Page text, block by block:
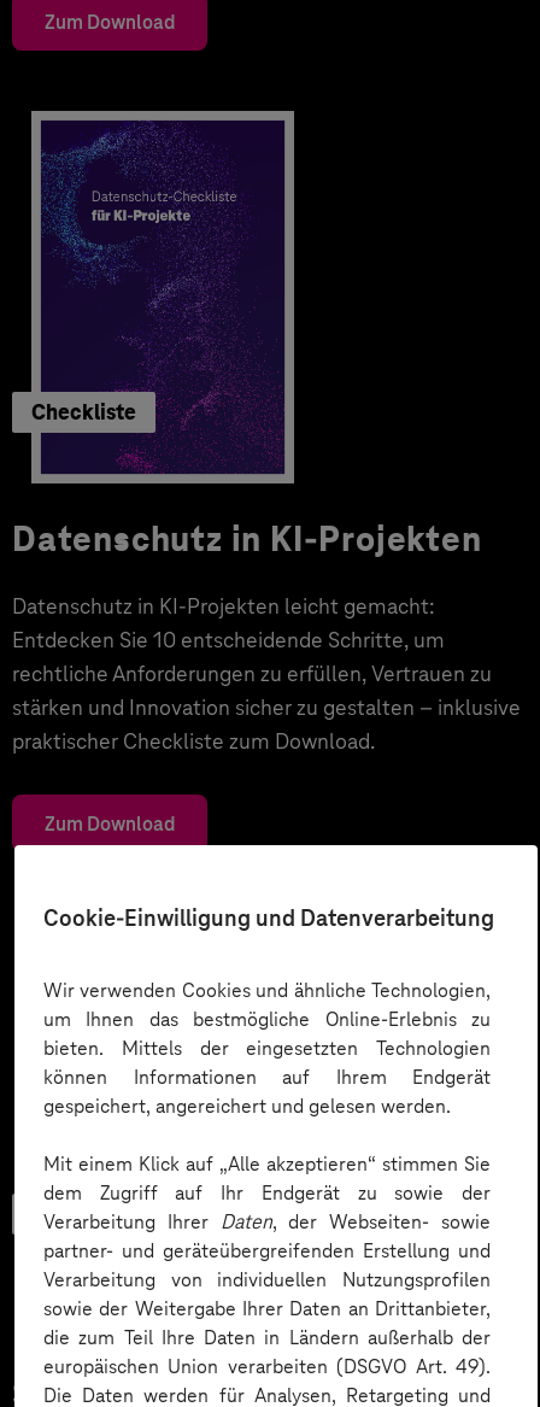
Cookie-Einwilligung und Datenverarbeitung
Wir verwenden Cookies und ähnliche Technologien,
um Ihnen das bestmögliche Online-Erlebnis zu
bieten. Mittels der eingesetzten Technologien
können Informationen auf Ihrem Endgerät
gespeichert, angereichert und gelesen werden.
Mit einem Klick auf „Alle akzeptieren“ stimmen Sie
dem Zugriff auf Ihr Endgerät zu sowie der
Verarbeitung Ihrer Daten, der Webseiten- sowie
partner- und geräteübergreifenden Erstellung und
Verarbeitung von individuellen Nutzungsprofilen
sowie der Weitergabe Ihrer Daten an Drittanbieter,
die zum Teil Ihre Daten in Ländern außerhalb der
europäischen Union verarbeiten (DSGVO Art. 49).
Die Daten werden für Analysen, Retargeting und
Zum Download
Checkliste
Datenschutz in KI-Projekten
Datenschutz in KI-Projekten leicht gemacht:
Entdecken Sie 10 entscheidende Schritte, um
rechtliche Anforderungen zu erfüllen, Vertrauen zu
stärken und Innovation sicher zu gestalten – inklusive
praktischer Checkliste zum Download.
Zum Download
Trendbook
Innovationen und KI im
Service.